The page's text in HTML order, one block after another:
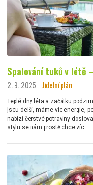
Spalování tuků v létě
2. 9. 2025 Jídelní plán
Teplé dny léta a začátku
jsou delší, máme víc energie,
nabízí čerstvé potraviny
stylu se nám prostě chce víc.